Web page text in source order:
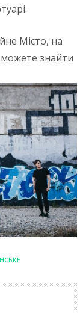
Місто, на
знайти